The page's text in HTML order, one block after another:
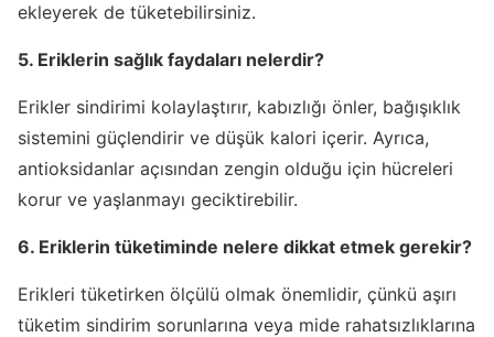
ekleyerek de tüketebilirsiniz.
5. Eriklerin sağlık faydaları nelerdir?
Erikler sindirimi kolaylaştırır, kabızlığı önler, bağışıklık
sistemini güçlendirir ve düşük kalori içerir. Ayrıca,
antioksidanlar açısından zengin olduğu için hücreleri
korur ve yaşlanmayı geciktirebilir.
6. Eriklerin tüketiminde nelere dikkat etmek gerekir?
Erikleri tüketirken ölçülü olmak önemlidir, çünkü aşırı
tüketim sindirim sorunlarına veya mide rahatsızlıklarına